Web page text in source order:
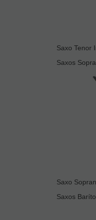
Saxo Tenor
Saxos
Saxo
Saxos